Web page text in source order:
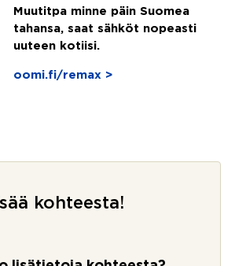
Muutitpa minne päin Suomea
tahansa, saat sähköt nopeasti
uuteen kotiisi.
oomi.fi/remax >
kohteesta!